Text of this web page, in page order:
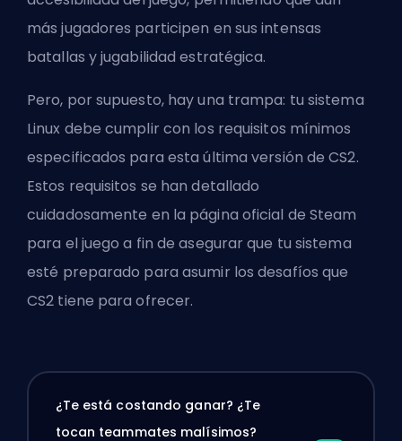
más jugadores participen en sus intensas
batallas y jugabilidad estratégica.
Pero, por supuesto, hay una trampa: tu sistema
Linux debe cumplir con los requisitos mínimos
especificados para esta última versión de CS2.
Estos requisitos se han detallado
cuidadosamente en la página oficial de Steam
para el juego a fin de asegurar que tu sistema
esté preparado para asumir los desafíos que
CS2 tiene para ofrecer.
¿Te está costando ganar? ¿Te
tocan teammates malísimos?